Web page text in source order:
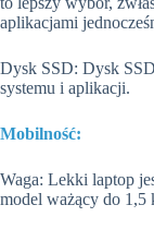
aplikacjami
Dysk SSD: Dysk
systemu i aplikacji.
Mobilność:
Waga: Lekki laptop
model ważący do 1,5